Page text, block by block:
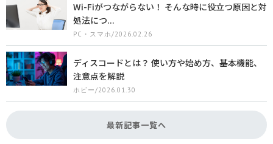
Wi-Fiがつながらない！ そんな時に役立つ原因と対
処法につ...
PC・スマホ/2026.02.26
ディスコードとは？ 使い方や始め方、基本機能、
注意点を解説
ホビー/2026.01.30
最新記事一覧へ